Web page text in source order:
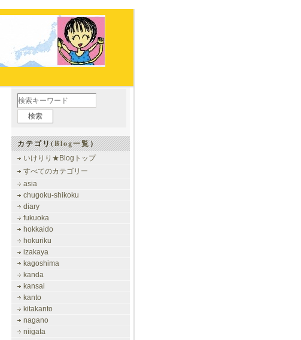
カテゴリ(Blog一覧）
いけりり★Blogトップ
すべてのカテゴリー
asia
chugoku-shikoku
diary
fukuoka
hokkaido
hokuriku
izakaya
kagoshima
kanda
kansai
kanto
kitakanto
nagano
niigata